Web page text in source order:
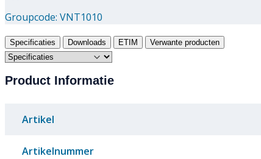
Groupcode: VNT1010
Specificaties Downloads ETIM Verwante producten
Product Informatie
Artikel
Artikelnummer